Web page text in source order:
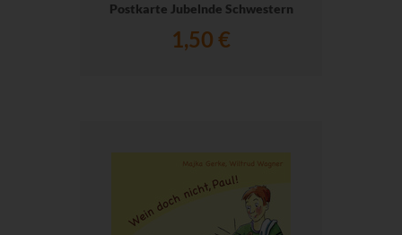
Postkarte Jubelnde Schwestern
1,50 €